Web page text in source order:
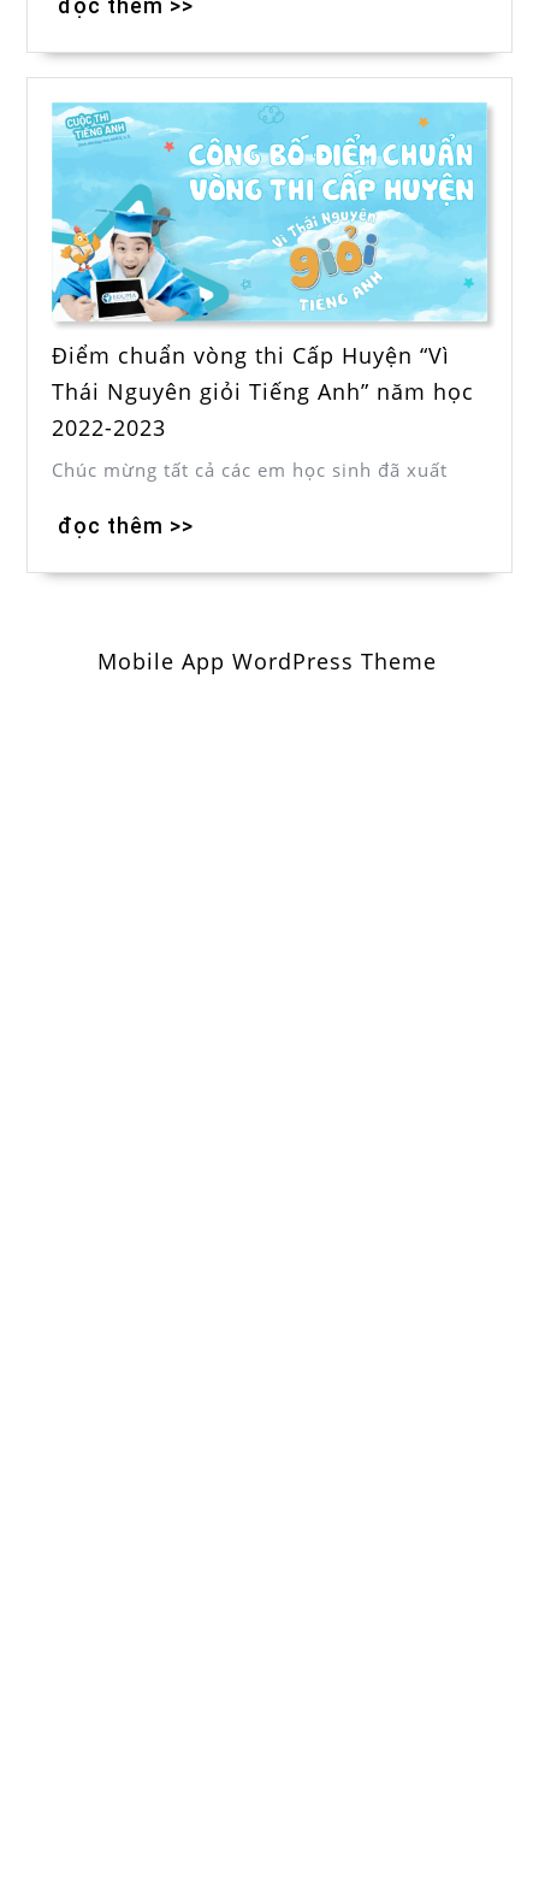
Điểm chuẩn vòng thi Cấp Huyện “Vì
Thái Nguyên giỏi Tiếng Anh” năm học
2022-2023
Chúc mừng tất cả các em học sinh đã xuất
đọc thêm >>
Mobile App WordPress Theme